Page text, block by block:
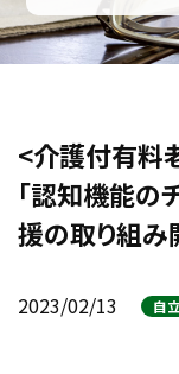
<介護付有料
「認知機能の
援の取り組み
2023/02/13 自